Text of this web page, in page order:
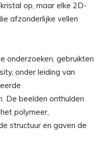
op, maar elke 2D-
afzonderlijke vellen
onderzoeken, gebruikten
onder leiding van
De beelden onthulden
polymeer,
structuur en gaven de